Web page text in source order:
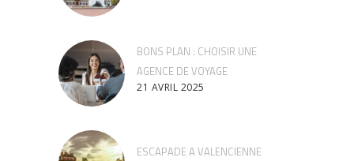
BONS PLAN : CHOISIR UNE
AGENCE DE VOYAGE
21 AVRIL 2025
ESCAPADE A VALENCIENNE